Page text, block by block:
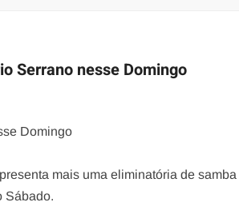
Serrano nesse Domingo
Domingo
mais uma eliminatória de samba
Sábado.